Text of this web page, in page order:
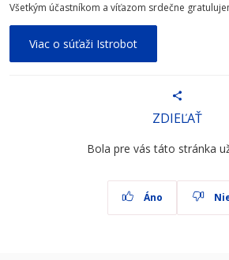
Všetkým účastníkom a víťazom srdečne
Viac o súťaži Istrobot
ZDIEĽAŤ
Bola pre vás táto stránka
Áno